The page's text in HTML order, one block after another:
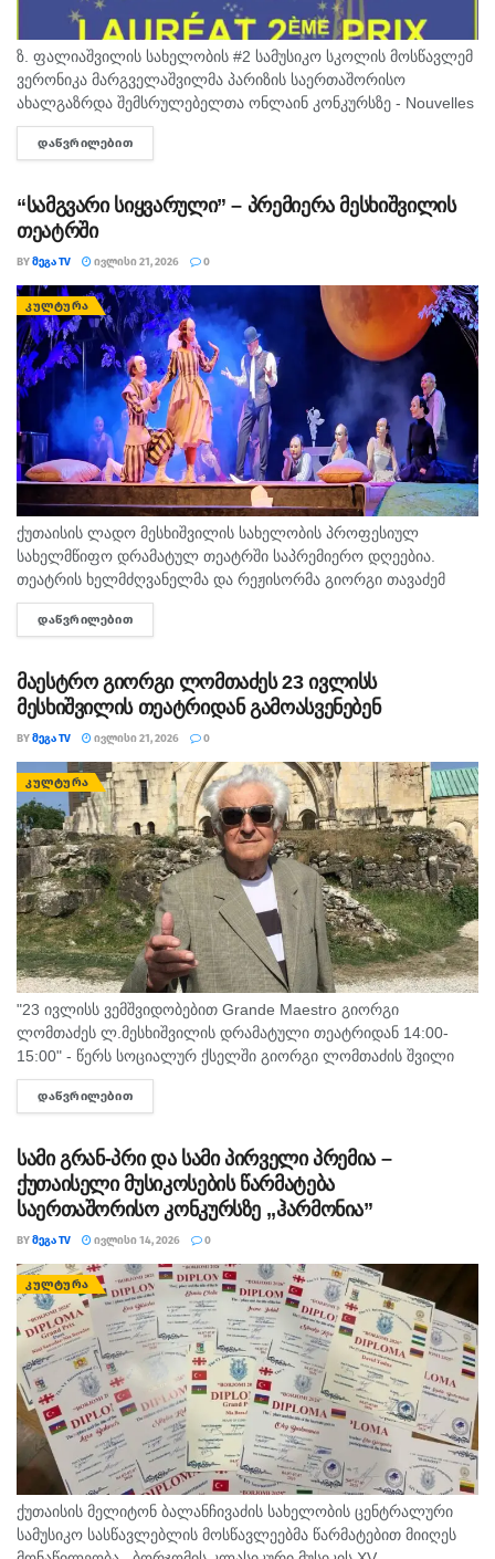
ზ. ფალიაშვილის სახელობის #2 სამუსიკო სკოლის მოსწავლემ
ვერონიკა მარგველაშვილმა პარიზის საერთაშორისო
ახალგაზრდა შემსრულებელთა ონლაინ კონკურსზე - Nouvelles
Étoiles – „ახალი ვარსკვლავები“ ლაურეატის წოდება და
ვერცხლის მედალი მოიპოვა. (პედაგოგი : მაგდა...
ᲓᲐᲬᲕᲠᲘᲚᲔᲑᲘᲗ
“სამგვარი სიყვარული” – პრემიერა მესხიშვილის
თეატრში
BYᲛᲔᲒᲐ TV ᲘᲕᲚᲘᲡᲘ 21, 2026 0
ᲙᲣᲚᲢᲣᲠᲐ
ქუთაისის ლადო მესხიშვილის სახელობის პროფესიულ
სახელმწიფო დრამატულ თეატრში საპრემიერო დღეებია.
თეატრის ხელმძღვანელმა და რეჟისორმა გიორგი თავაძემ
დასთან აკაკი წერეთლის მოთხრობების მიხედვით შექმნილ
პიესაზე იმუშავა. "სამგვარი სიყვარული" ასე ჰქვია სპექტაკლს,
ᲓᲐᲬᲕᲠᲘᲚᲔᲑᲘᲗ
მაესტრო გიორგი ლომთაძეს 23 ივლისს
მესხიშვილის თეატრიდან გამოასვენებენ
BYᲛᲔᲒᲐ TV ᲘᲕᲚᲘᲡᲘ 21, 2026 0
ᲙᲣᲚᲢᲣᲠᲐ
"23 ივლისს ვემშვიდობებით Grande Maestro გიორგი
ლომთაძეს ლ.მესხიშვილის დრამატული თეატრიდან 14:00-
15:00" - წერს სოციალურ ქსელში გიორგი ლომთაძის შვილი
ლელა ლომთაძე. საქართველოს დამსახურებული არტისტი
გიორგი, ჟორა ლომთაძე 88 წლის ასაკაში, გუშინ...
ᲓᲐᲬᲕᲠᲘᲚᲔᲑᲘᲗ
სამი გრან-პრი და სამი პირველი პრემია –
ქუთაისელი მუსიკოსების წარმატება
საერთაშორისო კონკურსზე ,,ჰარმონია”
BYᲛᲔᲒᲐ TV ᲘᲕᲚᲘᲡᲘ 14, 2026 0
ᲙᲣᲚᲢᲣᲠᲐ
ქუთაისის მელიტონ ბალანჩივაძის სახელობის ცენტრალური
სამუსიკო სასწავლებლის მოსწავლეებმა წარმატებით მიიღეს